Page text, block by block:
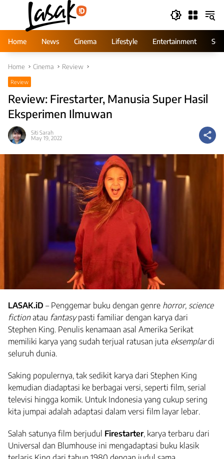
Home
News Cinema Lifestyle Entertainment
Home Cinema Review
Review
Review: Firestarter, Manusia Super Hasil
Eksperimen Ilmuwan
Siti Sarah
May 19, 2022
LASAK.iD – Penggemar buku dengan genre horror, science
fictionatau fantasypasti familiar dengan karya dari
Stephen King. Penulis kenamaan asal Amerika Serikat
memiliki karya yang sudah terjual ratusan juta eksemplardi
seluruh dunia.
Saking populernya, tak sedikit karya dari Stephen King
kemudian diadaptasi ke berbagai versi, seperti film, serial
televisi hingga komik. Untuk Indonesia yang cukup sering
kita jumpai adalah adaptasi dalam versi film layar lebar.
Salah satunya film berjudul Firestarter, karya terbaru dari
Universal dan Blumhouse ini mengadaptasi buku klasik